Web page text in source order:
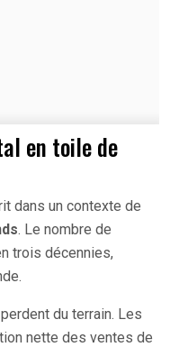
en toile de
dans un contexte de
. Le nombre de
trois décennies,
du terrain. Les
nette des ventes de